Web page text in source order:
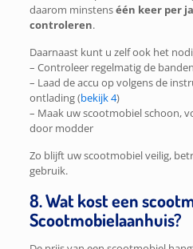
daarom minstenséén keer per
controleren.
Daarnaast kunt u zelf ook het
– Controleer regelmatig de
– Laad de accu op volgens de
ontlading (bekijk 4)
– Maak uw scootmobiel schoon,
door modder
Zo blijft uw scootmobiel veilig,
gebruik.
8. Wat kost een
Scootmobielaanhuis?